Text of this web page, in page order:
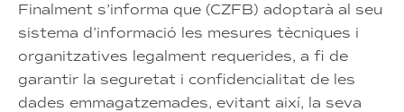
Finalment s’informa que (CZFB) adoptarà al seu
sistema d’informació les mesures tècniques i
organitzatives legalment requerides, a fi de
garantir la seguretat i confidencialitat de les
dades emmagatzemades, evitant així, la seva